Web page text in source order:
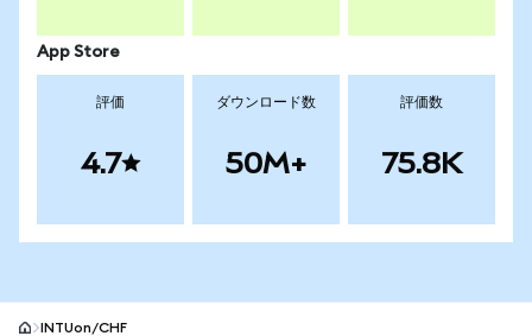
App Store
評価
4.7
ダウンロード数
50M+
評価数
75.8K
INTUon/CHF